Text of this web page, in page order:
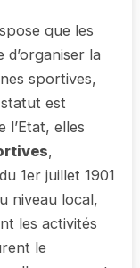
que les
la
sportives,
est
l’Etat, elles
,
1er juillet 1901
niveau local,
les activités
le